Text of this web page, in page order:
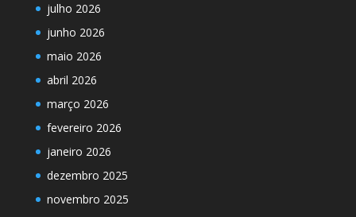
julho 2026
junho 2026
maio 2026
abril 2026
março 2026
fevereiro 2026
janeiro 2026
dezembro 2025
novembro 2025